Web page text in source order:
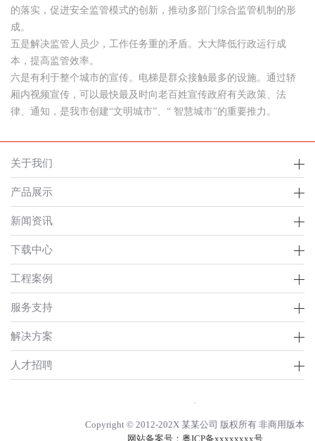
的落实，促进安全监管模式的创新，推动多部门综合监管机制的形
成。
五是解决监管人员少，工作任务重的矛盾。大大降低行政运行成
本，提高监管效率。
六是有利于整个城市的宣传。电梯是群众接触最多的设施。通过轿
厢内视频宣传，可以最快最及时向老百姓宣传政府有关政策、法
律、通知，是我市创建“文明城市”、“ 智慧城市”的重要推力。
关于我们
产品展示
新闻资讯
下载中心
工程案例
服务支持
解决方案
人才招聘
Copyright © 2012-202X 某某公司 版权所有 非商用版本
网站备案号： 粤ICP备xxxxxxxx号